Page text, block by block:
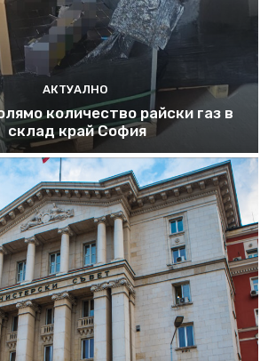
АКТУАЛНО
количество райски газ в
склад край София